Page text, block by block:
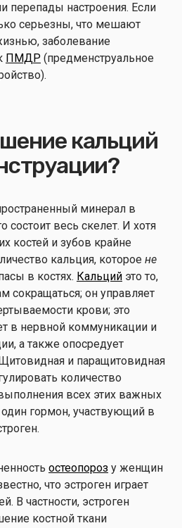
перепады настроения. Если
серьезны, что мешают
заболевание
ПМДР (предменструальное
кальций
минерал в
состоит весь скелет. И хотя
костей и зубов крайне
кальция, которое не
в костях. Кальций это то,
сокращаться; он управляет
крови; это
в нервной коммуникации и
а также опосредует
и паращитовидная
количество
всех этих важных
гормон, участвующий в
остеопороз у женщин
что эстроген играет
В частности, эстроген
костной ткани